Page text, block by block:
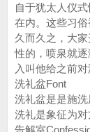
自于犹太人仪
在内。这些习
久而久之，大
性的，喷泉就
入叫他给之前对
洗礼盆Font
洗礼盆是是施洗
洗礼是象征为对
告解室